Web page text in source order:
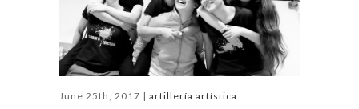
June 25th, 2017 | artillería artística